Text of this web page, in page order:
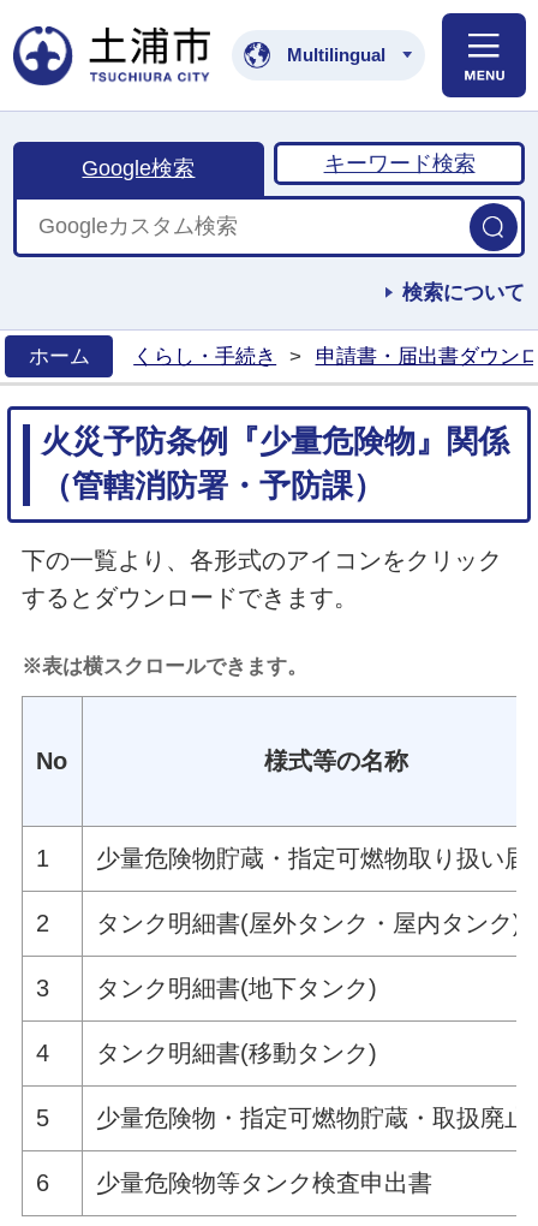
土浦市公式ホームペ
Multilingual
Google検索 キーワード検索
検索について
ホーム
くらし・手続き > 申請書・届出書ダウン
火災予防条例『少量危険物』関係
（管轄消防署・予防課）
下の一覧より、各形式のアイコンをクリック
するとダウンロードできます。
※表は横スクロールできます。
No 様式等の名称
1 少量危険物貯蔵・指定可燃物取り扱い届
2 タンク明細書(屋外タンク・屋内タンク)
3 タンク明細書(地下タンク)
4 タンク明細書(移動タンク)
5 少量危険物・指定可燃物貯蔵・取扱廃止
6 少量危険物等タンク検査申出書